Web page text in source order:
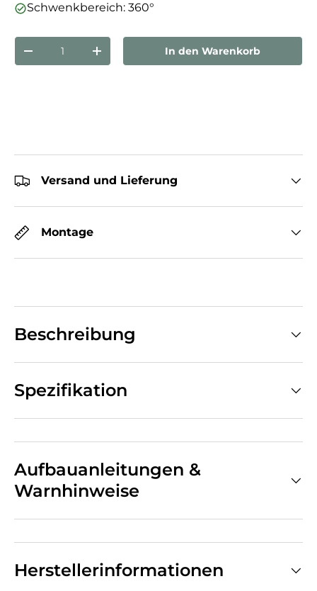
Schwenkbereich: 360°
Anzahl
Menge verringernMenge erhöhenIn den Warenkorb
Versand und Lieferung
Montage
Beschreibung
Spezifikation
Aufbauanleitungen &
Warnhinweise
Herstellerinformationen